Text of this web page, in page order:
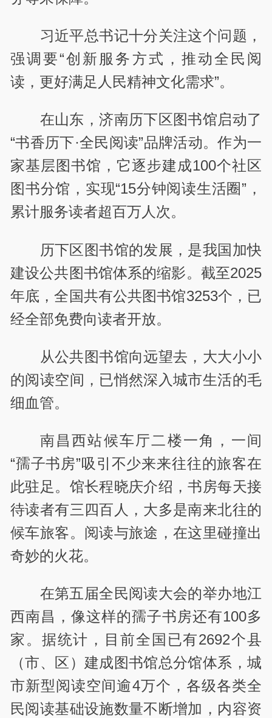
习近平总书记十分关注这个问题，
强调要“创新服务方式，推动全民阅
读，更好满足人民精神文化需求”。
在山东，济南历下区图书馆启动了
“书香历下·全民阅读”品牌活动。作为一
家基层图书馆，它逐步建成100个社区
图书分馆，实现“15分钟阅读生活圈”，
累计服务读者超百万人次。
历下区图书馆的发展，是我国加快
建设公共图书馆体系的缩影。截至2025
年底，全国共有公共图书馆3253个，已
经全部免费向读者开放。
从公共图书馆向远望去，大大小小
的阅读空间，已悄然深入城市生活的毛
细血管。
南昌西站候车厅二楼一角，一间
“孺子书房”吸引不少来来往往的旅客在
此驻足。馆长程晓庆介绍，书房每天接
待读者有三四百人，大多是南来北往的
候车旅客。阅读与旅途，在这里碰撞出
奇妙的火花。
在第五届全民阅读大会的举办地江
西南昌，像这样的孺子书房还有100多
家。据统计，目前全国已有2692个县
（市、区）建成图书馆总分馆体系，城
市新型阅读空间逾4万个，各级各类全
民阅读基础设施数量不断增加，内容资